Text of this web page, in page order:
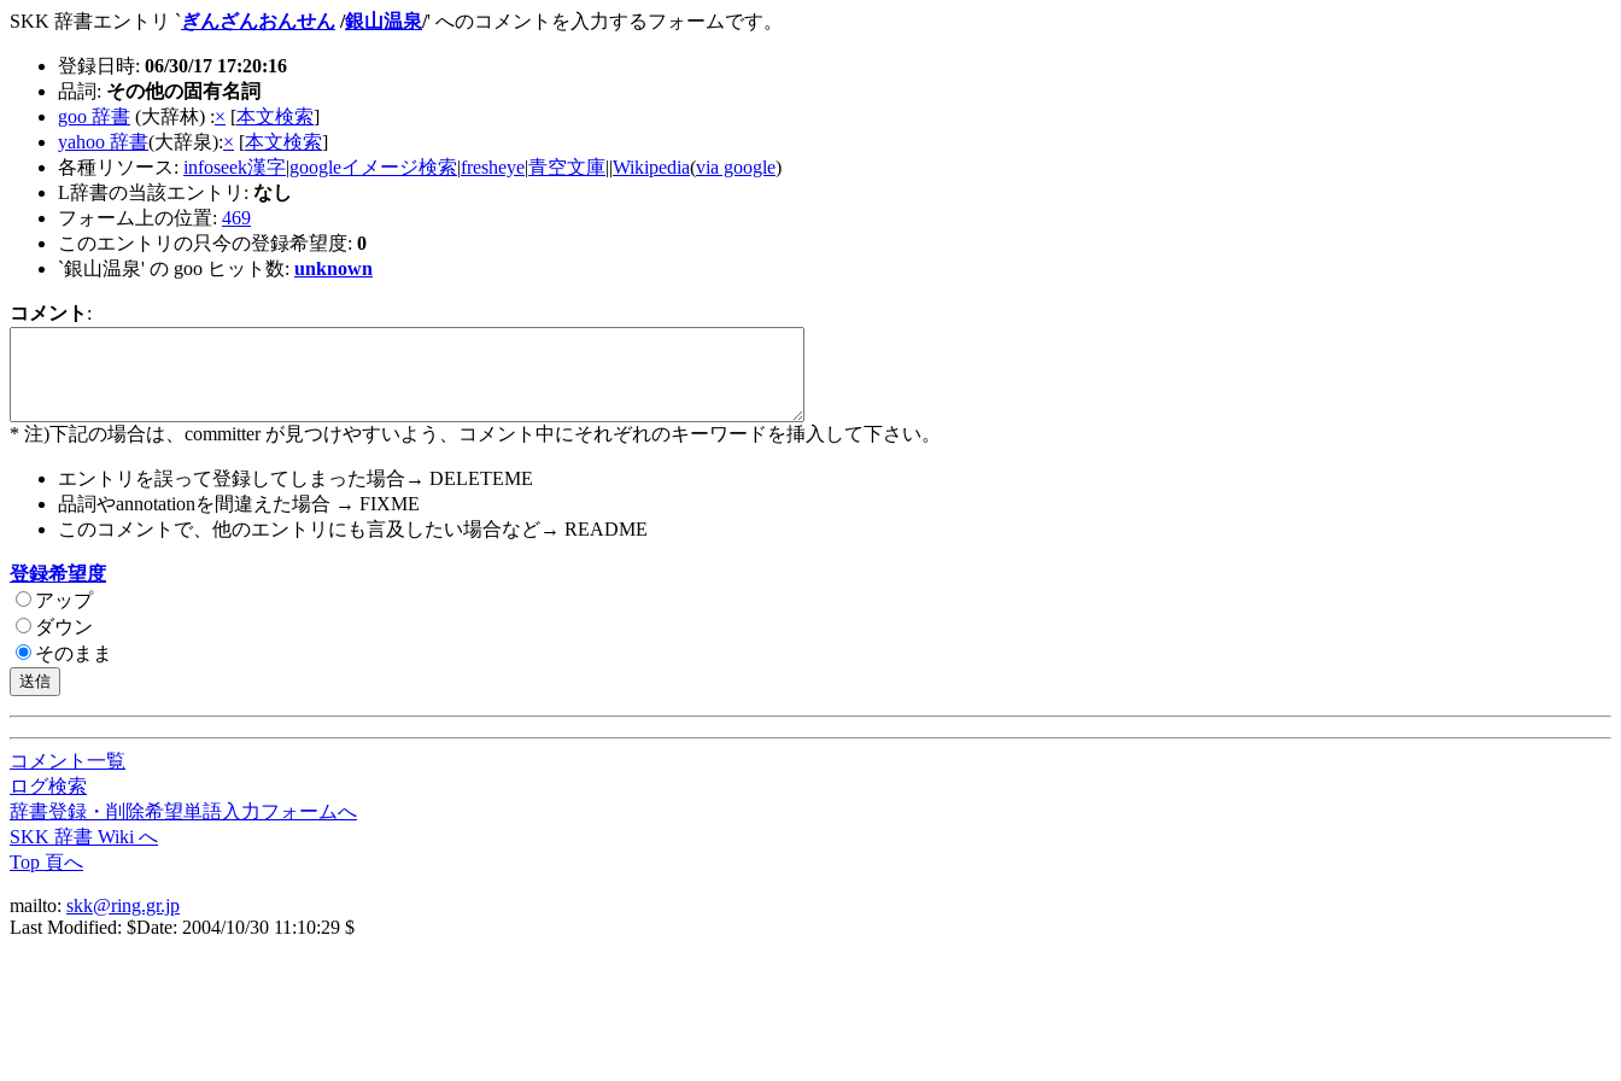
SKK 辞書エントリ `ぎんざんおんせん /銀山温泉/' へのコメントを入力するフォームです。
登録日時: 06/30/17 17:20:16
品詞: その他の固有名詞
goo 辞書 (大辞林) :× [本文検索]
yahoo 辞書(大辞泉):× [本文検索]
各種リソース: infoseek漢字|googleイメージ検索|fresheye|青空文庫||Wikipedia(via google)
L辞書の当該エントリ: なし
フォーム上の位置: 469
このエントリの只今の登録希望度: 0
`銀山温泉' の goo ヒット数: unknown
コメント :
* 注)下記の場合は、committer が見つけやすいよう、コメント中にそれぞれのキーワードを挿入して下さい。
エントリを誤って登録してしまった場合→ DELETEME
品詞やannotationを間違えた場合 → FIXME
このコメントで、他のエントリにも言及したい場合など→ README
登録希望度
アップ
ダウン
そのまま
コメント一覧
ログ検索
辞書登録・削除希望単語入力フォームへ
SKK 辞書 Wiki へ
Top 頁へ
mailto: skk@ring.gr.jp
Last Modified: $Date: 2004/10/30 11:10:29 $